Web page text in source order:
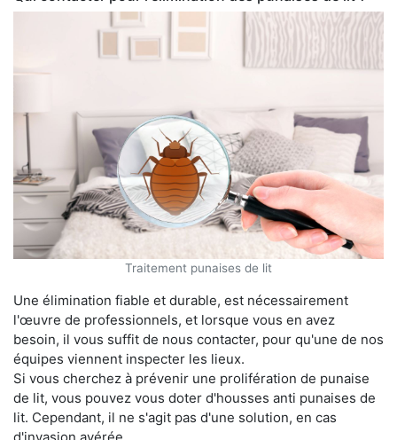
Traitement punaises de lit
Une élimination fiable et durable, est nécessairement
l'œuvre de professionnels, et lorsque vous en avez
besoin, il vous suffit de nous contacter, pour qu'une de nos
équipes viennent inspecter les lieux.
Si vous cherchez à prévenir une prolifération de punaise
de lit, vous pouvez vous doter d'housses anti punaises de
lit. Cependant, il ne s'agit pas d'une solution, en cas
d'invasion avérée.